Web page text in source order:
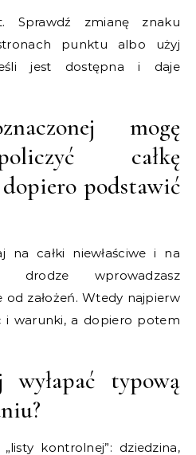
Sprawdź zmianę znaku
punktu albo użyj
jest dostępna i daje
mogę
całkę
podstawić
na całki niewłaściwe i na
wprowadzasz
od założeń. Wtedy najpierw
i warunki, a dopiero potem
wyłapać typową
kontrolnej”: dziedzina,